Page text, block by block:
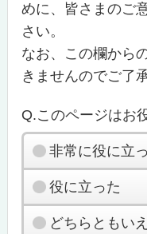
めに、皆さまのご
さい。
なお、この欄から
きませんのでご了
Q.このページはお
非常に役に立
役に立った
どちらともい